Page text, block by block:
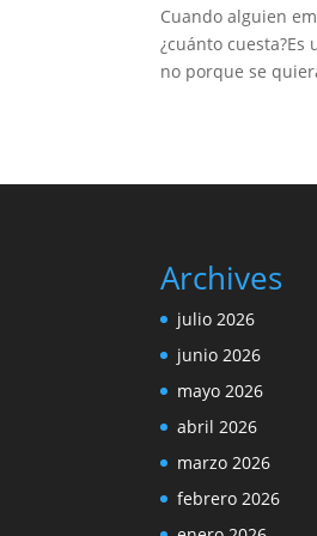
Cuando alguien
¿cuánto
no porque se
Archives
julio 2026
junio 2026
mayo 2026
abril 2026
marzo 2026
febrero 2026